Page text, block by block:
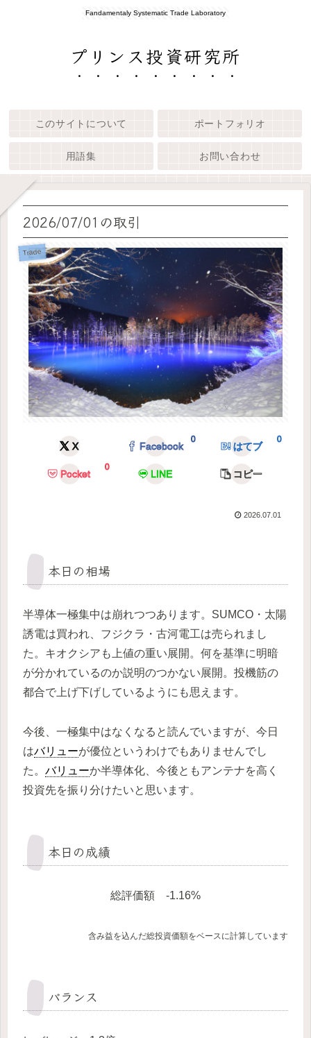
Fandamentaly Systematic Trade Laboratory
プリンス投資研究所
このサイトについて ポートフォリオ
用語集 お問い合わせ
2026/07/01の取引
Trade
X Facebook
0
はてブ
0
Pocket
0
LINE コピー
2026.07.01
本日の相場
半導体一極集中は崩れつつあります。SUMCO・太陽
誘電は買われ、フジクラ・古河電工は売られまし
た。キオクシアも上値の重い展開。何を基準に明暗
が分かれているのか説明のつかない展開。投機筋の
都合で上げ下げしているようにも思えます。
今後、一極集中はなくなると読んでいますが、今日
はバリューが優位というわけでもありませんでし
た。 バリューか半導体化、今後ともアンテナを高く
投資先を振り分けたいと思います。
本日の成績
総評価額 -1.16%
含み益を込んだ総投資価額をベースに計算しています
バランス